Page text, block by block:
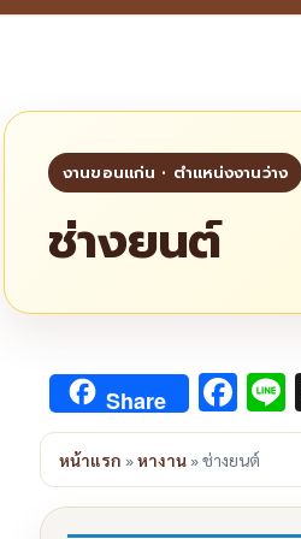
ช่างยนต์
Share
หน้าแรก »หางาน »ช่างยนต์